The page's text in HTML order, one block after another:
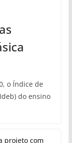
o Índice de
do ensino
projeto com